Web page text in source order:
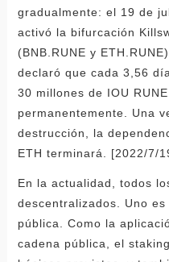
gradualmente: el 19 de
activó la bifurcación
(BNB.RUNE y
declaró que cada 3,56
30 millones de IOU
permanentemente. Una
destrucción, la
ETH terminará. [2022/7/
En la actualidad, todos
descentralizados. Uno
pública. Como la
cadena pública, el